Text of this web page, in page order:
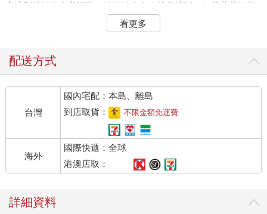
寫這則批評的人我認識。雖然她會向人說我壞話，但我萬萬沒想
到她竟然會在社群網站上發文。
報上刊登的內容，是我參加志工活動的事。我因為感到自豪，而
結果被熟人寫成「不過是上報而已，就那麼開心，她是笨蛋
由於心裡大受震撼，我找其他朋友聊這件事。結果朋友和我有同
感，並對我說：
「這種發文妳不能每個都看。以後妳不能再看那個人的社群網站
經她這麼一提，確實如此。
只要別看那個熟人的社群網站，我就不會特地讓自己受傷。
於是我當場悄悄取消追蹤。
這麼一來，不管那個熟人再怎麼寫我壞話，我也看不到。
看更多
配送方式
台灣
國內宅配：本島、離島
到店取貨：
不限金額免運費
海外
國際快遞：全球
港澳店取：
詳細資料